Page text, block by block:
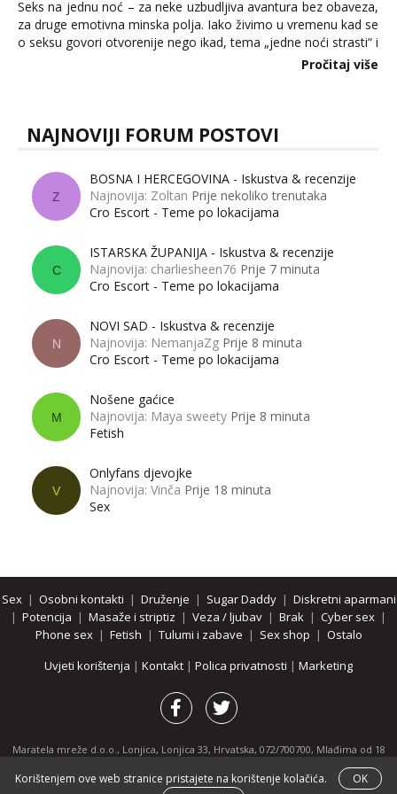
Seks na jednu noć – za neke uzbudljiva avantura bez obaveza,
za druge emotivna minska polja. Iako živimo u vremenu kad se
o seksu govori otvorenije nego ikad, tema „jedne noći strasti“ i
dalje izaziva burne rasprave. Što zapravo misle žene, a što
Pročitaj više
NAJNOVIJI FORUM POSTOVI
Z
BOSNA I HERCEGOVINA - Iskustva & recenzije
Najnovija: Zoltan Prije nekoliko trenutaka
Cro Escort - Teme po lokacijama
C
ISTARSKA ŽUPANIJA - Iskustva & recenzije
Najnovija: charliesheen76 Prije 7 minuta
Cro Escort - Teme po lokacijama
N
NOVI SAD - Iskustva & recenzije
Najnovija: NemanjaZg Prije 8 minuta
Cro Escort - Teme po lokacijama
M
Nošene gaćice
Najnovija: Maya sweety Prije 8 minuta
Fetish
V
Onlyfans djevojke
Najnovija: Vinča Prije 18 minuta
Sex
Sex| Osobni kontakti | Druženje | Sugar Daddy| Diskretni aparmani
| Potencija | Masaže i striptiz | Veza / ljubav | Brak | Cyber sex |
Phone sex| Fetish | Tulumi i zabave | Sex shop | Ostalo
Uvjeti korištenja | Kontakt | Polica privatnosti | Marketing
Maratela mreže d.o.o., Lonjica, Lonjica 33, Hrvatska, 072/700700, Mlađima od 18
godina zabranjeno je pregledavanje stranice i svih njenih dijelova.
Partnerski portali:osobnikontakti.com|hotline.hr|ThePornDude.com
Korištenjem ove web stranice pristajete na korištenje kolačića.
OK